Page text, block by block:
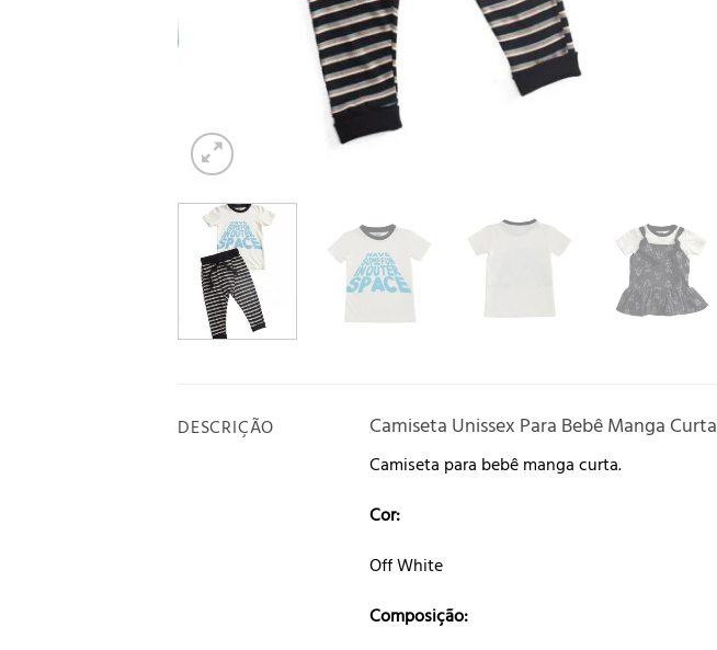
DESCRIÇÃO Camiseta Unissex Para Bebê Manga Curta
Camiseta para bebê manga curta.
Cor:
Off White
Composição: